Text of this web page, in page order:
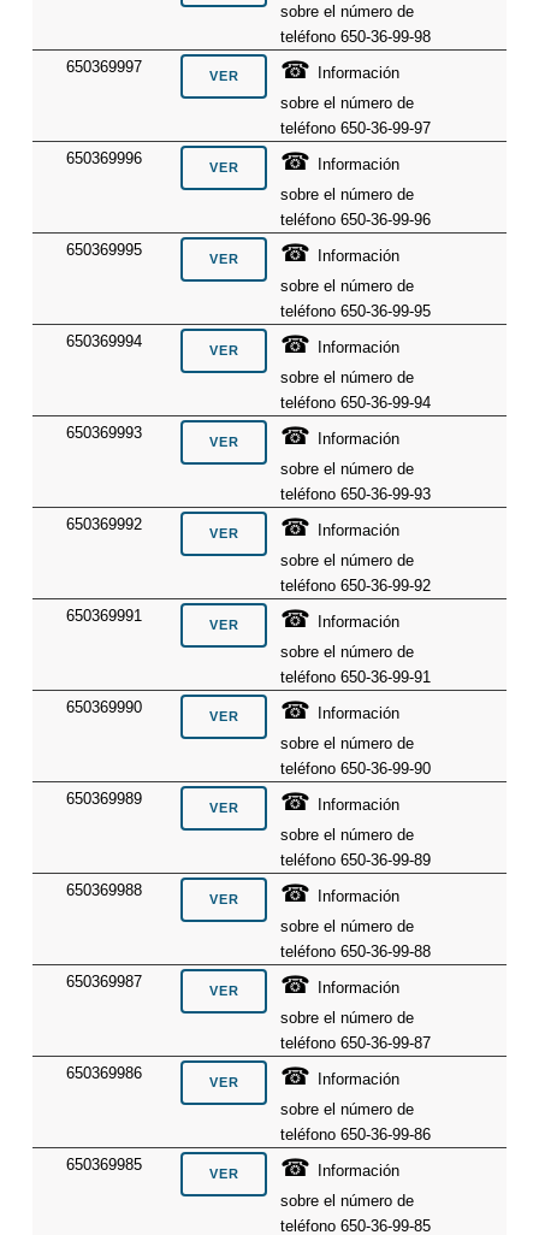
sobre el número de
teléfono 650-36-99-98
650369997
☎ Información
sobre el número de
teléfono 650-36-99-97
650369996
☎ Información
sobre el número de
teléfono 650-36-99-96
650369995
☎ Información
sobre el número de
teléfono 650-36-99-95
650369994
☎ Información
sobre el número de
teléfono 650-36-99-94
650369993
☎ Información
sobre el número de
teléfono 650-36-99-93
650369992
☎ Información
sobre el número de
teléfono 650-36-99-92
650369991
☎ Información
sobre el número de
teléfono 650-36-99-91
650369990
☎ Información
sobre el número de
teléfono 650-36-99-90
650369989
☎ Información
sobre el número de
teléfono 650-36-99-89
650369988
☎ Información
sobre el número de
teléfono 650-36-99-88
650369987
☎ Información
sobre el número de
teléfono 650-36-99-87
650369986
☎ Información
sobre el número de
teléfono 650-36-99-86
650369985
☎ Información
sobre el número de
teléfono 650-36-99-85